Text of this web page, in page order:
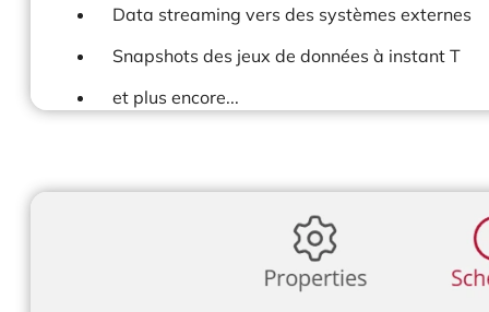
Data streaming vers des systèmes externes
Snapshots des jeux de données à instant T
et plus encore...